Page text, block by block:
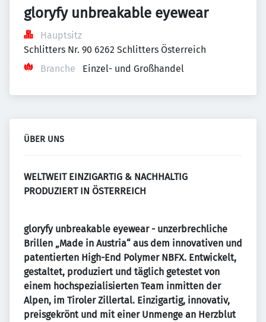
gloryfy unbreakable eyewear
Hauptsitz
Schlitters Nr. 90 6262 Schlitters Österreich
Branche
Einzel- und Großhandel
ÜBER UNS
WELTWEIT EINZIGARTIG & NACHHALTIG
PRODUZIERT IN ÖSTERREICH
gloryfy unbreakable eyewear - unzerbrechliche
Brillen „Made in Austria“ aus dem innovativen und
patentierten High-End Polymer NBFX. Entwickelt,
gestaltet, produziert und täglich getestet von
einem hochspezialisierten Team inmitten der
Alpen, im Tiroler Zillertal. Einzigartig, innovativ,
preisgekrönt und mit einer Unmenge an Herzblut